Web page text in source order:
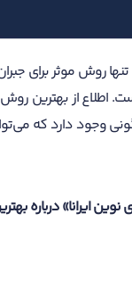
روش موثر برای
اطلاع از بهترین
وجود دارد که می‌توان
ایرانا» درباره